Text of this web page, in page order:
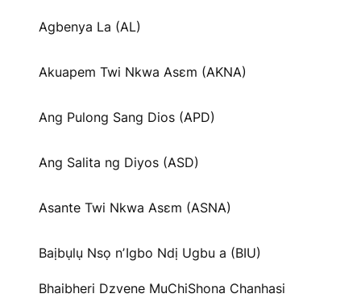
Agbenya La (AL)
Akuapem Twi Nkwa Asɛm (AKNA)
Ang Pulong Sang Dios (APD)
Ang Salita ng Diyos (ASD)
Asante Twi Nkwa Asɛm (ASNA)
Baịbụlụ Nsọ nʼIgbo Ndị Ugbu a (BIU)
Bhaibheri Dzvene MuChiShona Chanhasi